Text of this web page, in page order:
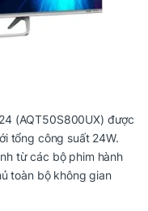
(AQT50S800UX) được
tổng công suất 24W.
từ các bộ phim hành
toàn bộ không gian